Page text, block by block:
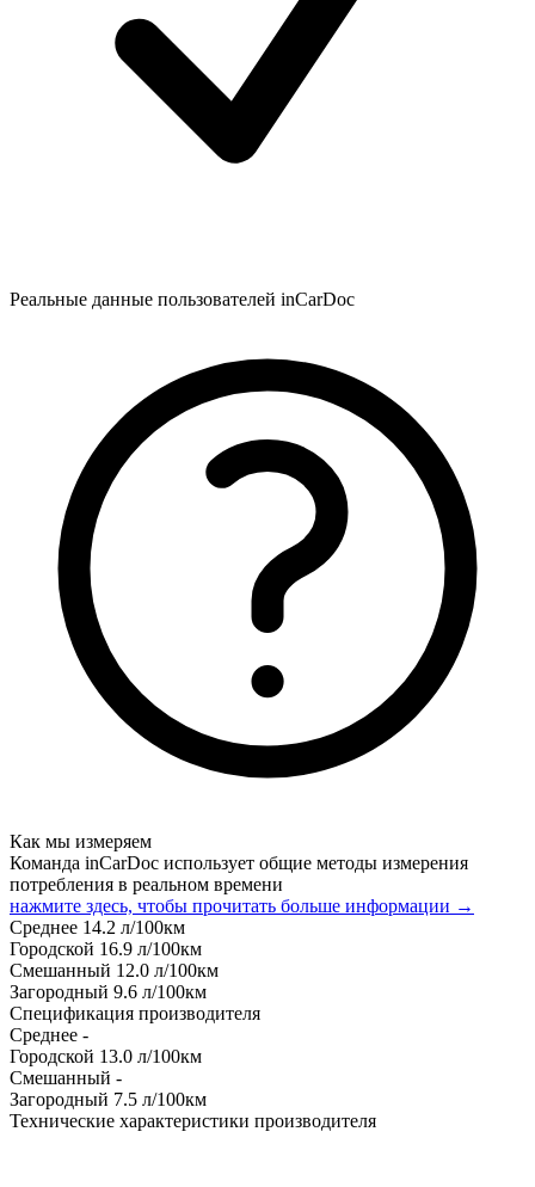
Реальные данные пользователей inCarDoc
Как мы измеряем
Команда inCarDoc использует общие методы измерения
потребления в реальном времени
нажмите здесь, чтобы прочитать больше информации →
Среднее 14.2 л/100км
Городской 16.9 л/100км
Смешанный 12.0 л/100км
Загородный 9.6 л/100км
Спецификация производителя
Среднее -
Городской 13.0 л/100км
Смешанный -
Загородный 7.5 л/100км
Технические характеристики производителя